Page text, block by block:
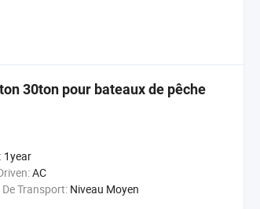
30ton pour bateaux de pêche
1year
AC
Transport: Niveau Moyen